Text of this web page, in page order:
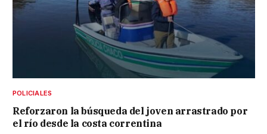
POLICIALES
Reforzaron la búsqueda del joven arrastrado por
el río desde la costa correntina